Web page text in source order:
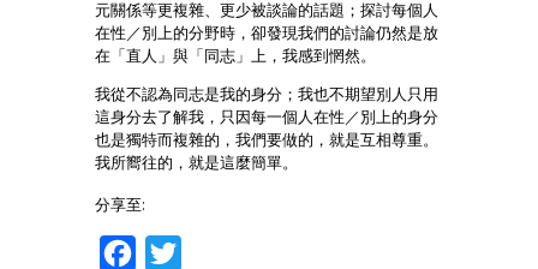
元關係等更複雜、更少被談論的話題；探討每個人
在性／別上的分野時，卻發現我們的討論仍然是放
在「直人」與「同志」上，我感到惘然。
我從不認為同志是我的身分；我也不期望別人只用
這身分去了解我，只因每一個人在性／別上的身分
也是獨特而複雜的，我們要做的，就是互相尊重。
我所嚮往的，就是這麼簡單。
分享至:
Facebook